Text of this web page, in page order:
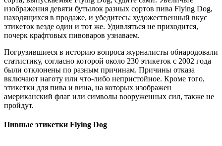
изображения девяти бутылок разных сортов пива Flying Dog,
находящихся в продаже, и убедитесь: художественный вкус
этикеток везде один и тот же. Удивляться не приходится,
почерк крафтовых пивоваров узнаваем.
Погрузившиеся в историю вопроса журналисты обнародовали
статистику, согласно которой около 230 этикеток с 2002 года
были отклонены по разным причинам. Причины отказа
включают наготу или что-либо непристойное. Кроме того,
этикетки для пива и вина, на которых изображен
американский флаг или символы вооруженных сил, также не
пройдут.
Пивные этикетки Flying Dog